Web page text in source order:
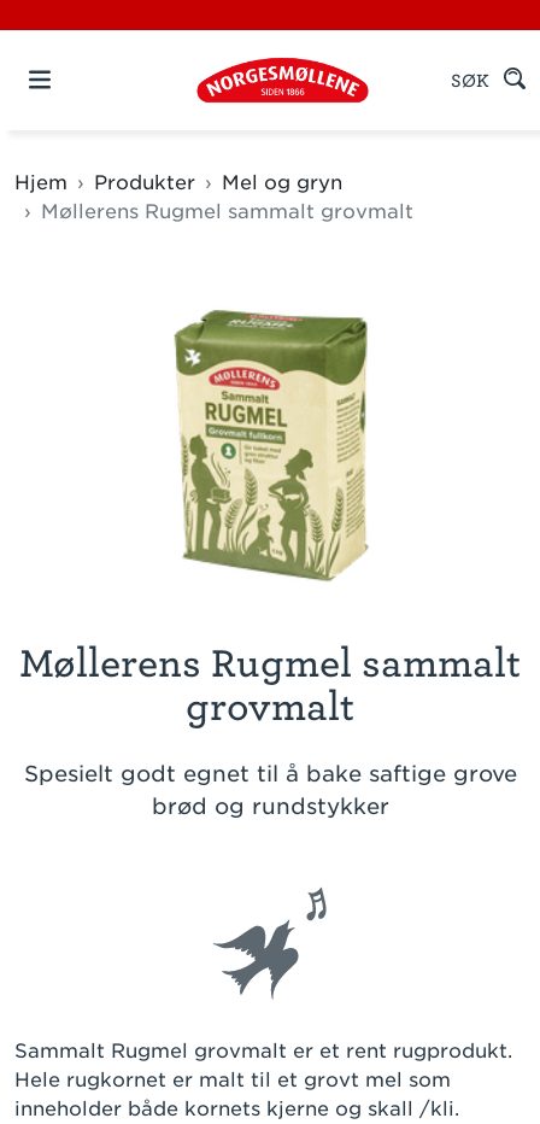
SØK
Hjem Produkter
Mel og gryn
Møllerens Rugmel sammalt grovmalt
Møllerens Rugmel sammalt
grovmalt
Spesielt godt egnet til å bake saftige grove
brød og rundstykker
Sammalt Rugmel grovmalt er et rent rugprodukt.
Hele rugkornet er malt til et grovt mel som
inneholder både kornets kjerne og skall /kli.